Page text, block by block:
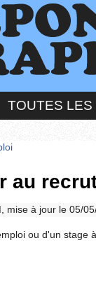
TOUTES LES
au
, mise à jour le 05/
ou d'un stage